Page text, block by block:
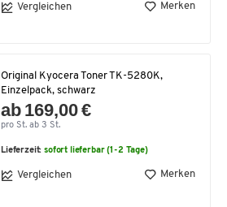
Vergleichen Merken
Original Kyocera Toner TK-5280K,
Einzelpack, schwarz
ab 169,00 €
pro St. ab 3 St.
Lieferzeit:sofort lieferbar (1-2 Tage)
Vergleichen Merken